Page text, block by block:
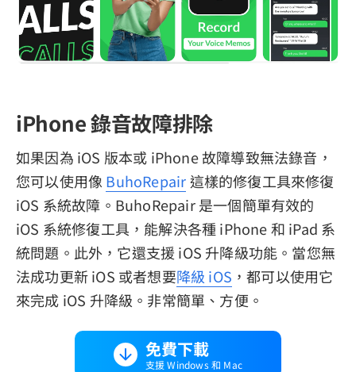
iPhone 錄音故障排除
如果因為 iOS 版本或 iPhone 故障導致無法錄音，
您可以使用像 BuhoRepair這樣的修復工具來修復
iOS 系統故障。BuhoRepair 是一個簡單有效的
iOS 系統修復工具，能解決各種 iPhone 和 iPad 系
統問題。此外，它還支援 iOS 升降級功能。當您無
法成功更新 iOS 或者想要降級 iOS ，都可以使用它
來完成 iOS 升降級。非常簡單、方便。
免費下載
支援 Windows 和 Mac